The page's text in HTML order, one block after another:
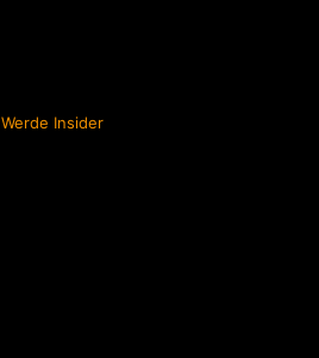
Werde Insider